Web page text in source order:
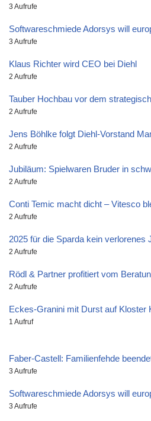
3 Aufrufe
Softwareschmiede Adorsys will
3 Aufrufe
Klaus Richter wird CEO bei Diehl
2 Aufrufe
Tauber Hochbau vor dem
2 Aufrufe
Jens Böhlke folgt Diehl-Vorstand
2 Aufrufe
Jubiläum: Spielwaren Bruder in
2 Aufrufe
Conti Temic macht dicht – Vitesco
2 Aufrufe
2025 für die Sparda kein verlorenes
2 Aufrufe
Rödl & Partner profitiert vom
2 Aufrufe
Eckes-Granini mit Durst auf Kloster
1 Aufruf
Faber-Castell: Familienfehde
3 Aufrufe
Softwareschmiede Adorsys will
3 Aufrufe